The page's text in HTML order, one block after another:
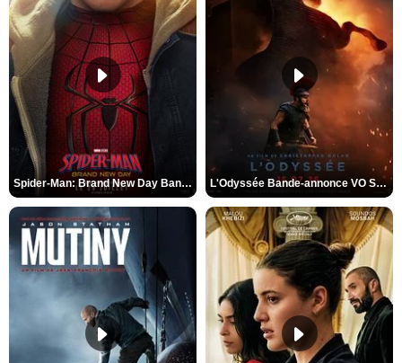
Spider-Man: Brand New Day Bande-annonce VO STFR L'Odyssée Bande-annonce VO STFR